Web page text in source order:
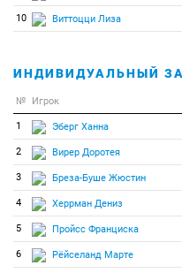
10 Виттоцци Лиза
ИНДИВИДУАЛЬНЫЙ
№ Игрок
1 Эберг Ханна
2 Вирер Доротея
3 Бреза-Буше Жюстин
4 Херрман Дениз
5 Пройсс Франциска
6 Рёйселанд Марте